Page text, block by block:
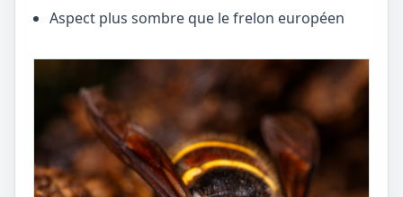
Aspect plus sombre que le frelon européen